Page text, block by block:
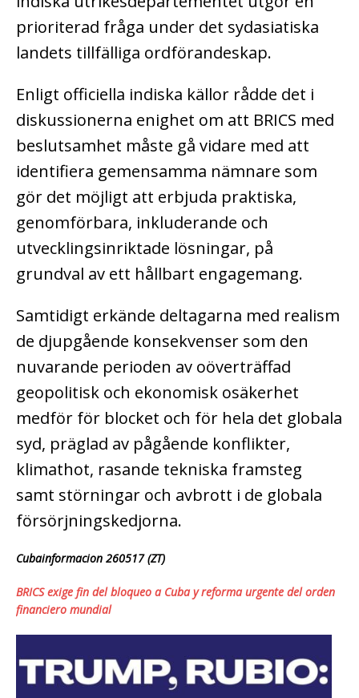
prioriterad fråga under det sydasiatiska
landets tillfälliga ordförandeskap.
Enligt officiella indiska källor rådde det i
diskussionerna enighet om att BRICS med
beslutsamhet måste gå vidare med att
identifiera gemensamma nämnare som
gör det möjligt att erbjuda praktiska,
genomförbara, inkluderande och
utvecklingsinriktade lösningar, på
grundval av ett hållbart engagemang.
Samtidigt erkände deltagarna med realism
de djupgående konsekvenser som den
nuvarande perioden av oöverträffad
geopolitisk och ekonomisk osäkerhet
medför för blocket och för hela det globala
syd, präglad av pågående konflikter,
klimathot, rasande tekniska framsteg
samt störningar och avbrott i de globala
försörjningskedjorna.
Cubainformacion 260517 (ZT)
BRICS exige fin del bloqueo a Cuba y reforma urgente del orden
financiero mundial